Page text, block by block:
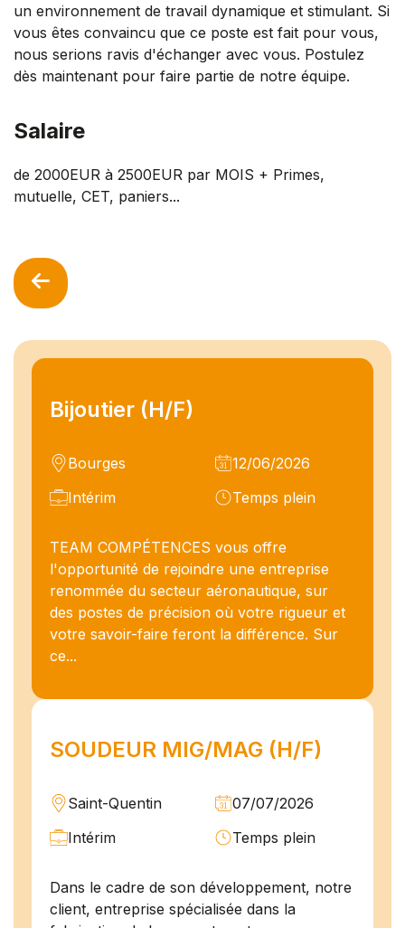
Bijoutier (H/F)
Bourges
12/06/2026
Intérim
Temps plein
TEAM COMPÉTENCES vous offre
l'opportunité de rejoindre une entreprise
renommée du secteur aéronautique, sur
des postes de précision où votre rigueur et
votre savoir-faire feront la différence. Sur
ce...
SOUDEUR MIG/MAG (H/F)
Saint-Quentin
07/07/2026
Intérim
Temps plein
Dans le cadre de son développement, notre
client, entreprise spécialisée dans la
un environnement de travail dynamique et stimulant. Si
vous êtes convaincu que ce poste est fait pour vous,
nous serions ravis d'échanger avec vous. Postulez
dès maintenant pour faire partie de notre équipe.
Salaire
de 2000EUR à 2500EUR par MOIS + Primes,
mutuelle, CET, paniers...